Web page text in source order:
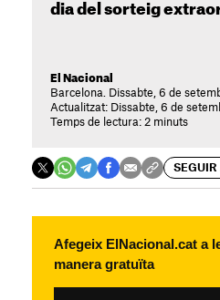
dia del sorteig
El Nacional
Barcelona. Dissabte, 6 de
Actualitzat: Dissabte, 6 de
Temps de lectura: 2 minuts
SEGUIR
Afegeix ElNacional.cat a
manera gratuïta